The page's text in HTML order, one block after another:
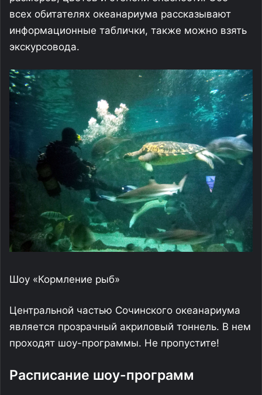
всех обитателях океанариума рассказывают
информационные таблички, также можно взять
экскурсовода.
Шоу «Кормление рыб»
Центральной частью Сочинского океанариума
является прозрачный акриловый тоннель. В нем
проходят шоу-программы. Не пропустите!
Расписание шоу-программ